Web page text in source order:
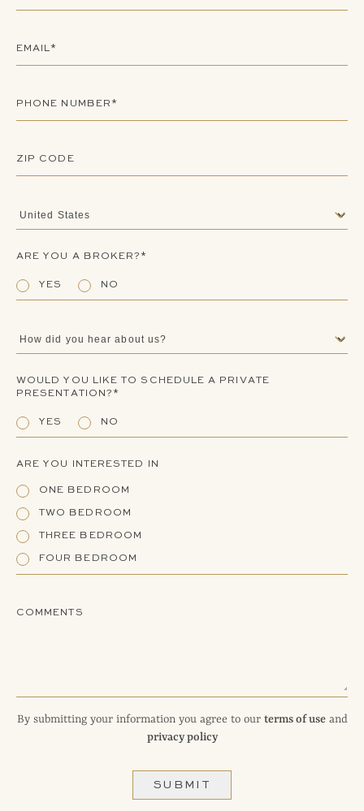
EMAIL*
PHONE NUMBER*
ZIP CODE
ARE YOU A BROKER?*
YES NO
WOULD YOU LIKE TO SCHEDULE A PRIVATE
PRESENTATION?*
YES NO
ARE YOU INTERESTED IN
ONE BEDROOM
TWO BEDROOM
THREE BEDROOM
FOUR BEDROOM
COMMENTS
By submitting your information you agree to our terms of useand
privacy policy